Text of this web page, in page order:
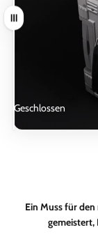
Geschlossen
Offen
Ziehen
Ein Muss für
gemeistert,